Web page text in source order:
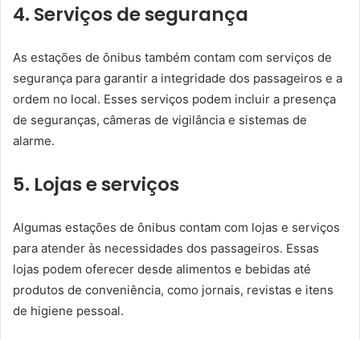
4. Serviços de segurança
As estações de ônibus também contam com serviços de
segurança para garantir a integridade dos passageiros e a
ordem no local. Esses serviços podem incluir a presença
de seguranças, câmeras de vigilância e sistemas de
alarme.
5. Lojas e serviços
Algumas estações de ônibus contam com lojas e serviços
para atender às necessidades dos passageiros. Essas
lojas podem oferecer desde alimentos e bebidas até
produtos de conveniência, como jornais, revistas e itens
de higiene pessoal.